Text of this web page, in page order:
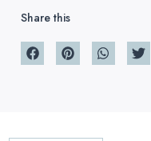
Share this